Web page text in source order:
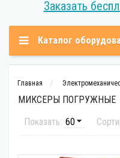
Заказать
Каталог
Главная
МИКСЕРЫ ПОГРУЖНЫЕ
Показать: